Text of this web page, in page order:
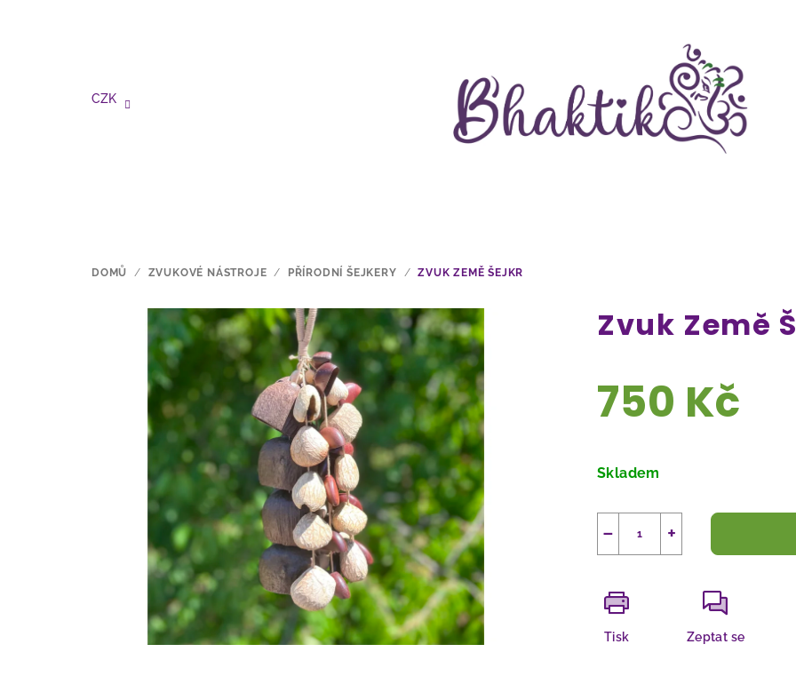
CZK
DOMŮ / ZVUKOVÉ NÁSTROJE / PŘÍRODNÍ ŠEJKERY / ZVUK ZEMĚ ŠEJKR
Zvuk Země
750 Kč
cena:
Skladem
+
−
Tisk Zeptat se